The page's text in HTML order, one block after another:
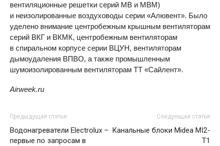
вентиляционные решетки серий МВ и МВМ)
и неизолированные воздуховоды серии «Алювент». Было
уделено внимание центробежным крышным вентиляторам
серий ВКГ и ВКМК, центробежным вентиляторам
в спиральном корпусе серии ВЦУН, вентиляторам
дымоудаления ВПВО, а также промышленным
шумоизолированным вентиляторам ТТ «Сайлент».
Airweek.ru
Предыдущая статья
Водонагреватели Electrolux –
первые по запросам в
Следующая статья
Канальные блоки Midea MI2-
T1